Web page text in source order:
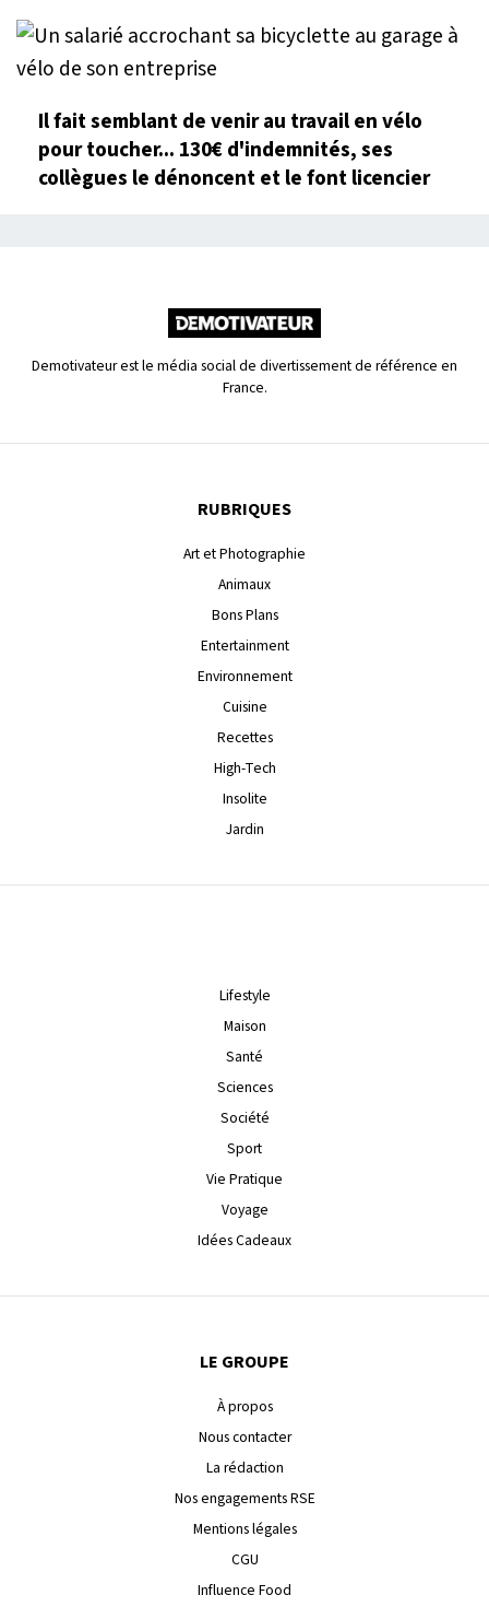
Il fait semblant de venir au travail en vélo
pour toucher... 130€ d'indemnités, ses
collègues le dénoncent et le font licencier
Demotivateur est le média social de divertissement de référence en
France.
RUBRIQUES
Art et Photographie
Animaux
Bons Plans
Entertainment
Environnement
Cuisine
Recettes
High-Tech
Insolite
Jardin
Lifestyle
Maison
Santé
Sciences
Société
Sport
Vie Pratique
Voyage
Idées Cadeaux
LE GROUPE
À propos
Nous contacter
La rédaction
Nos engagements RSE
Mentions légales
CGU
Influence Food